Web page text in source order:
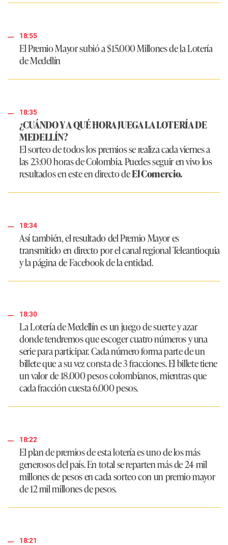
18:55
El Premio Mayor subió a $15.000 Millones de la Lotería
de Medellín
18:35
¿CUÁNDO Y A QUÉ HORA JUEGA LA LOTERÍA DE
MEDELLÍN?
El sorteo de todos los premios se realiza cada viernes a
las 23:00 horas de Colombia. Puedes seguir en vivo los
resultados en este en directo deEl Comercio.
18:34
Así también, el resultado del Premio Mayor es
transmitido en directo por el canal regional Teleantioquia
y la página de Facebook de la entidad.
18:30
La Lotería de Medellín es un juego de suerte y azar
donde tendremos que escoger cuatro números y una
serie para participar. Cada número forma parte de un
billete que a su vez consta de 3 fracciones. El billete tiene
un valor de 18.000 pesos colombianos, mientras que
cada fracción cuesta 6.000 pesos.
18:22
El plan de premios de esta lotería es uno de los más
generosos del país. En total se reparten más de 24 mil
millones de pesos en cada sorteo con un premio mayor
de 12 mil millones de pesos.
18:21